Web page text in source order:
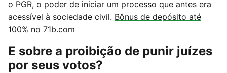
o PGR, o poder de iniciar um processo que antes era
acessível à sociedade civil. Bônus de depósito até
100% no 71b.com
E sobre a proibição de punir juízes
por seus votos?